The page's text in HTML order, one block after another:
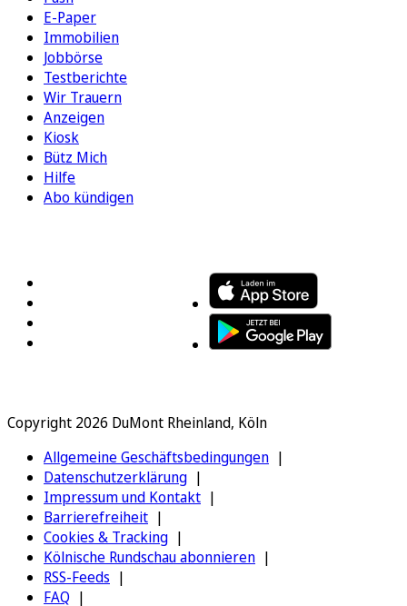
E-Paper
Immobilien
Jobbörse
Testberichte
Wir Trauern
Anzeigen
Kiosk
Bütz Mich
Hilfe
Abo kündigen
Copyright 2026 DuMont Rheinland, Köln
Allgemeine Geschäftsbedingungen
Datenschutzerklärung
Impressum und Kontakt
Barrierefreiheit
Cookies & Tracking
Kölnische Rundschau abonnieren
RSS-Feeds
FAQ